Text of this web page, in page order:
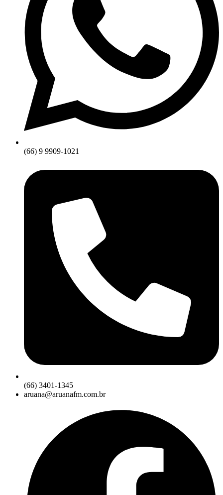
(66) 9 9909-1021
(66) 3401-1345
aruana@aruanafm.com.br